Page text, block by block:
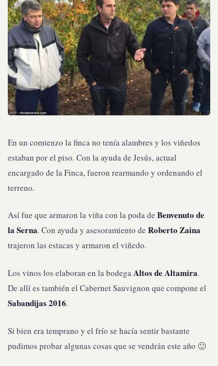
En un comienzo la finca no tenía alambres y los viñedos
estaban por el piso. Con la ayuda de Jesús, actual
encargado de la Finca, fueron rearmando y ordenando el
terreno.
Así fue que armaron la viña con la poda de Benvenuto de
la Serna. Con ayuda y asesoramiento de Roberto Zaina
trajeron las estacas y armaron el viñedo.
Los vinos los elaboran en la bodegaAltos de Altamira.
De allí es también el Cabernet Sauvignon que compone el
Sabandijas 2016.
Si bien era temprano y el frío se hacía sentir bastante
pudimos probar algunas cosas que se vendrán este año 🙂